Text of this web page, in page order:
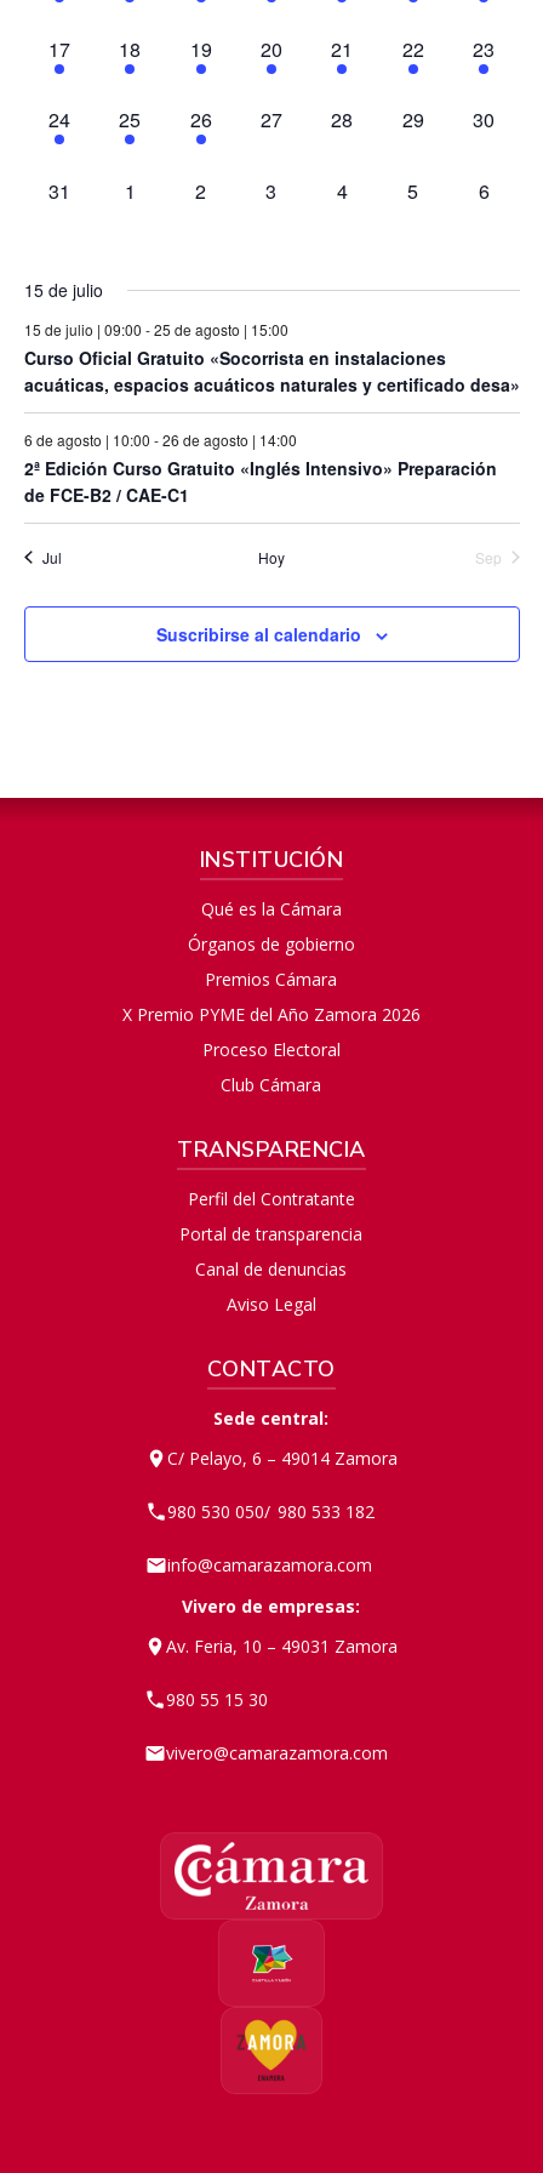
eventos,
eventos,
eventos,
eventos,
eventos,
eventos,
2
eventos,
17
2
eventos,
18
2
eventos,
19
2
eventos,
20
2
eventos,
21
2
eventos,
22
2
23
2
eventos,
24
3
eventos,
25
1
evento,
26
0
27
0
28
0
29
0
30
0
31
0
1
0
2
0
3
0
4
0
5
0
6
15 de julio
15 de julio | 09:00 -25 de agosto | 15:00
Curso Oficial Gratuito «Socorrista en instalaciones
acuáticas, espacios acuáticos naturales y certificado desa»
6 de agosto | 10:00 -26 de agosto | 14:00
2ª Edición Curso Gratuito «Inglés Intensivo» Preparación
de FCE-B2 / CAE-C1
Jul Hoy Sep
Suscribirse al calendario
INSTITUCIÓN
Qué es la Cámara
Órganos de gobierno
Premios Cámara
X Premio PYME del Año Zamora 2026
Proceso Electoral
Club Cámara
TRANSPARENCIA
Perfil del Contratante
Portal de transparencia
Canal de denuncias
Aviso Legal
CONTACTO
Sede central:
C/ Pelayo, 6 – 49014 Zamora
980 530 050/ 980 533 182
info@camarazamora.com
Vivero de empresas:
Av. Feria, 10 – 49031 Zamora
980 55 15 30
vivero@camarazamora.com